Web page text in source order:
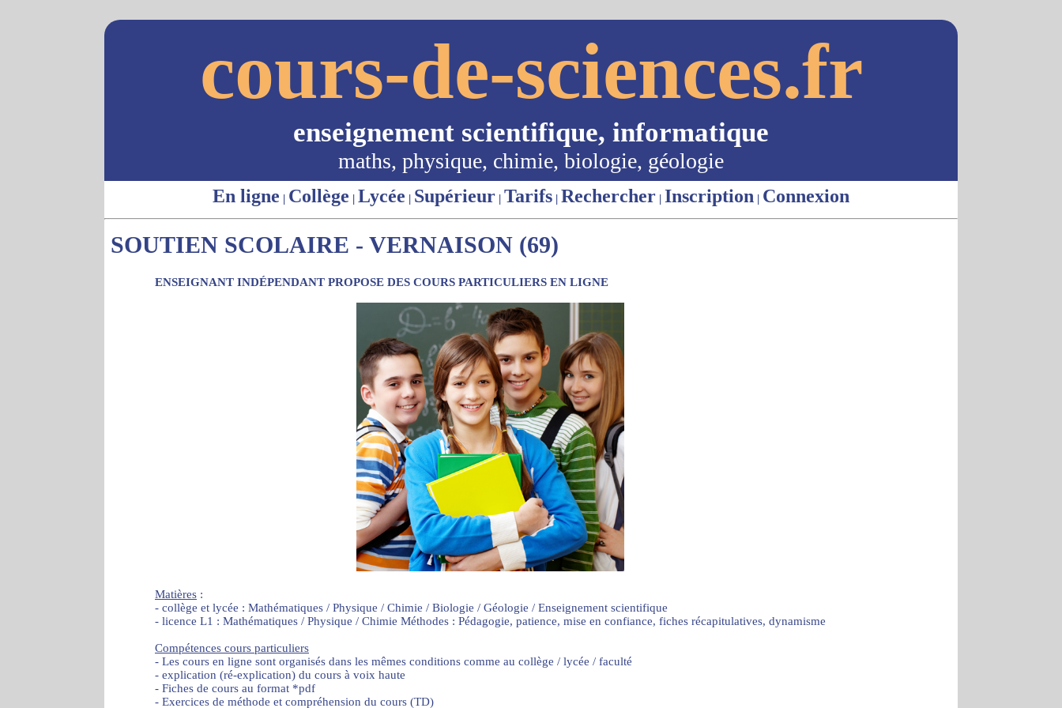
cours-de-sciences.fr
enseignement scientifique, informatique
maths, physique, chimie, biologie, géologie
En ligne | Collège | Lycée | Supérieur | Tarifs | Rechercher | Inscription | Connexion
SOUTIEN SCOLAIRE - VERNAISON (69)
ENSEIGNANT INDÉPENDANT PROPOSE DES COURS PARTICULIERS EN LIGNE
Matières :
- collège et lycée : Mathématiques / Physique / Chimie / Biologie / Géologie / Enseignement scientifique
- licence L1 : Mathématiques / Physique / Chimie Méthodes : Pédagogie, patience, mise en confiance, fiches récapitulatives, dynamisme
Compétences cours particuliers
- Les cours en ligne sont organisés dans les mêmes conditions comme au collège / lycée / faculté
- explication (ré-explication) du cours à voix haute
- Fiches de cours au format *pdf
- Exercices de méthode et compréhension du cours (TD)